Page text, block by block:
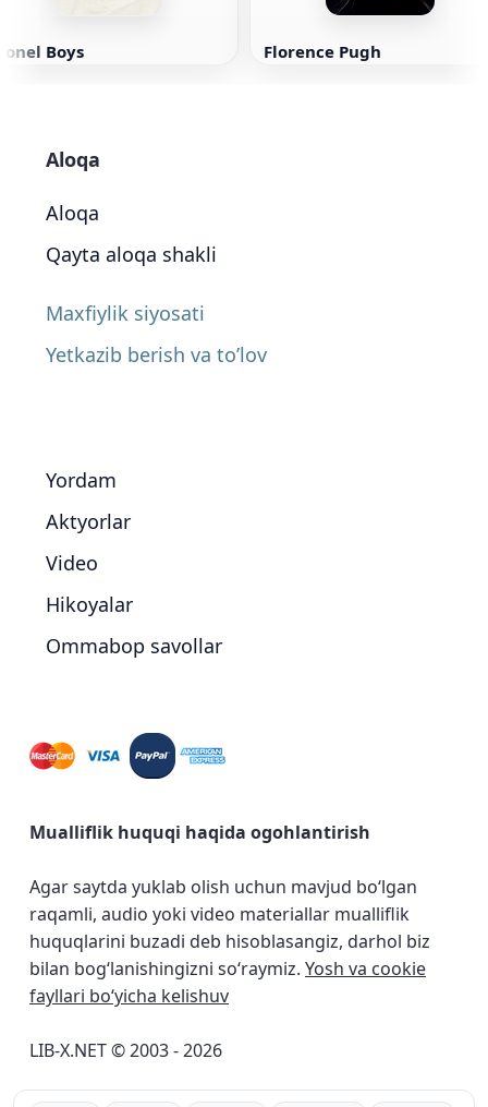
Boys Florence Pugh
Aloqa
Aloqa
Qayta aloqa shakli
Maxfiylik siyosati
Yetkazib berish va to’lov
Yordam
Aktyorlar
Video
Hikoyalar
Ommabop savollar
Mualliflik huquqi haqida ogohlantirish
Agar saytda yuklab olish uchun mavjud bo‘lgan
raqamli, audio yoki video materiallar mualliflik
huquqlarini buzadi deb hisoblasangiz, darhol biz
bilan bog‘lanishingizni so‘raymiz. Yosh va cookie
fayllari bo‘yicha kelishuv
LIB-X.NET © 2003 - 2026